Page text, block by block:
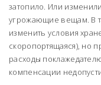
затопило. Или
угрожающие вещам. В
изменить условия
скоропортящаяся), но
расходы
компенсации